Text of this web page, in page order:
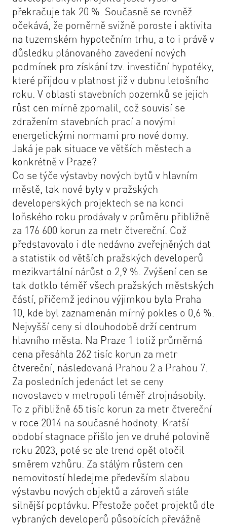
překračuje tak 20 %. Současně se rovněž
očekává, že poměrně svižně poroste i aktivita
na tuzemském hypotečním trhu, a to i právě v
důsledku plánovaného zavedení nových
podmínek pro získání tzv. investiční hypotéky,
které přijdou v platnost již v dubnu letošního
roku. V oblasti stavebních pozemků se jejich
růst cen mírně zpomalil, což souvisí se
zdražením stavebních prací a novými
energetickými normami pro nové domy.
Jaká je pak situace ve větších městech a
konkrétně v Praze?
Co se týče výstavby nových bytů v hlavním
městě, tak nové byty v pražských
developerských projektech se na konci
loňského roku prodávaly v průměru přibližně
za 176 600 korun za metr čtvereční. Což
představovalo i dle nedávno zveřejněných dat
a statistik od větších pražských developerů
mezikvartální nárůst o 2,9 %. Zvýšení cen se
tak dotklo téměř všech pražských městských
částí, přičemž jedinou výjimkou byla Praha
10, kde byl zaznamenán mírný pokles o 0,6 %.
Nejvyšší ceny si dlouhodobě drží centrum
hlavního města. Na Praze 1 totiž průměrná
cena přesáhla 262 tisíc korun za metr
čtvereční, následovaná Prahou 2 a Prahou 7.
Za posledních jedenáct let se ceny
novostaveb v metropoli téměř ztrojnásobily.
To z přibližně 65 tisíc korun za metr čtvereční
v roce 2014 na současné hodnoty. Kratší
období stagnace přišlo jen ve druhé polovině
roku 2023, poté se ale trend opět otočil
směrem vzhůru. Za stálým růstem cen
nemovitostí hledejme především slabou
výstavbu nových objektů a zároveň stále
silnější poptávku. Přestože počet projektů dle
vybraných developerů působících převážně